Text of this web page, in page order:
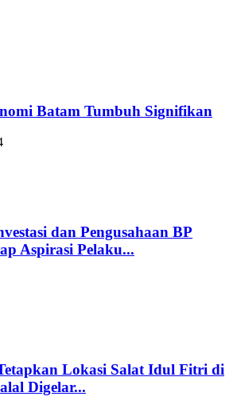
Batam Tumbuh Signifikan
dan Pengusahaan BP
Aspirasi Pelaku...
Lokasi Salat Idul Fitri di
Digelar...